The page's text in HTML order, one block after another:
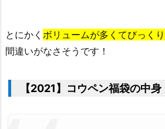
とにかく ボリュームが多くてびっくり
間違いがなさそうです！
【2021】コウペン福袋の中身